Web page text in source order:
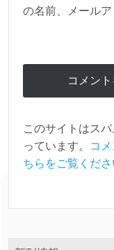
の名前、メールア
このサイトはス
っています。
コ
ちらをご覧くださ